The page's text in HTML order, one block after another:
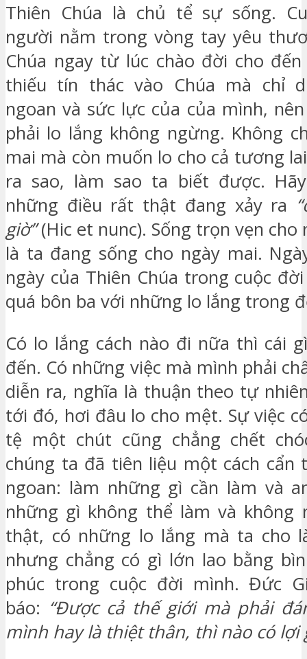
Thiên Chúa là chủ tể sự sống.
người nằm trong vòng tay yêu
Chúa ngay từ lúc chào đời cho
thiếu tín thác vào Chúa mà chỉ
ngoan và sức lực của của mình,
phải lo lắng không ngừng. Không
mai mà còn muốn lo cho cả tương
ra sao, làm sao ta biết được.
những điều rất thật đang xảy ra
giờ”(Hic et nunc). Sống trọn vẹn cho
là ta đang sống cho ngày mai.
ngày của Thiên Chúa trong cuộc
quá bôn ba với những lo lắng trong
Có lo lắng cách nào đi nữa thì cái
đến. Có những việc mà mình phải
diễn ra, nghĩa là thuận theo tự
tới đó, hơi đâu lo cho mệt. Sự việc
tệ một chút cũng chẳng chết
chúng ta đã tiên liệu một cách cẩn
ngoan: làm những gì cần làm và
những gì không thể làm và không
thật, có những lo lắng mà ta cho
nhưng chẳng có gì lớn lao bằng
phúc trong cuộc đời mình. Đức
báo: “Được cả thế giới mà phải
mình hay là thiệt thân, thì nào có lợi